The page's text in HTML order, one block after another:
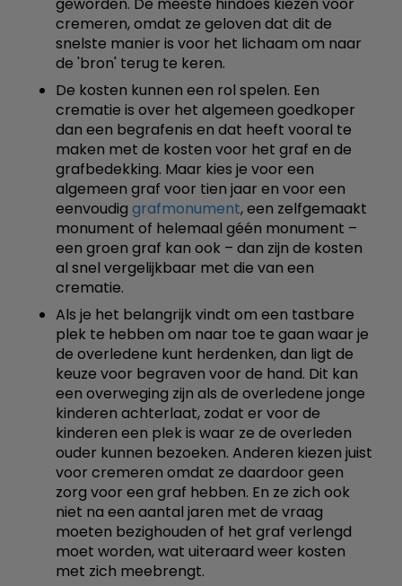
cremeren, omdat ze geloven dat dit de
snelste manier is voor het lichaam om naar
de 'bron' terug te keren.
De kosten kunnen een rol spelen. Een
crematie is over het algemeen goedkoper
dan een begrafenis en dat heeft vooral te
maken met de kosten voor het graf en de
grafbedekking. Maar kies je voor een
algemeen graf voor tien jaar en voor een
eenvoudig grafmonument, een zelfgemaakt
monument of helemaal géén monument –
een groen graf kan ook – dan zijn de kosten
al snel vergelijkbaar met die van een
crematie.
Als je het belangrijk vindt om een tastbare
plek te hebben om naar toe te gaan waar je
de overledene kunt herdenken, dan ligt de
keuze voor begraven voor de hand. Dit kan
een overweging zijn als de overledene jonge
kinderen achterlaat, zodat er voor de
kinderen een plek is waar ze de overleden
ouder kunnen bezoeken. Anderen kiezen juist
voor cremeren omdat ze daardoor geen
zorg voor een graf hebben. En ze zich ook
niet na een aantal jaren met de vraag
moeten bezighouden of het graf verlengd
moet worden, wat uiteraard weer kosten
met zich meebrengt.